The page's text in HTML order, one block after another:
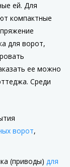
ей. Для
компактные
для ворот,
ее можно
Среди
ворот,
(приводы) для